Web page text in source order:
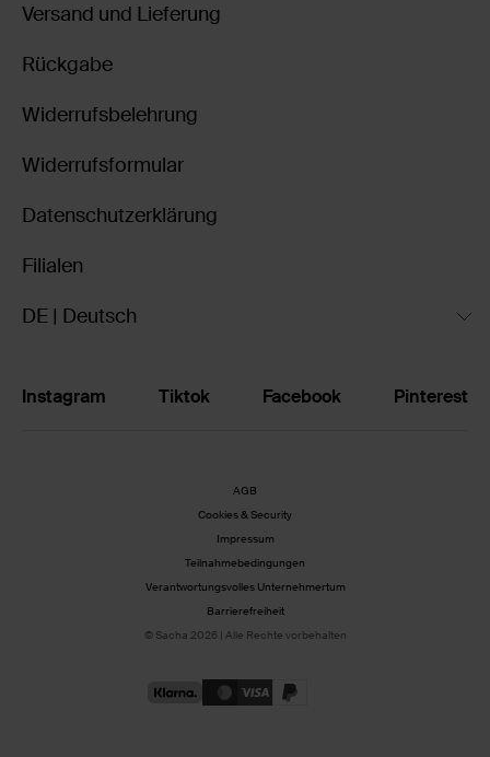
Versand und Lieferung
Rückgabe
Widerrufsbelehrung
Widerrufsformular
Datenschutzerklärung
Filialen
DE | Deutsch
Instagram Tiktok Facebook Pinterest
AGB
Cookies & Security
Impressum
Teilnahmebedingungen
Verantwortungsvolles Unternehmertum
Barrierefreiheit
© Sacha 2026 | Alle Rechte vorbehalten